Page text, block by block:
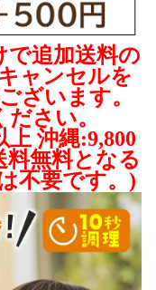
追加送料の
ャンセルを
ざいます。
さい。
上 沖縄:9,800
料無料となる
不要です。)